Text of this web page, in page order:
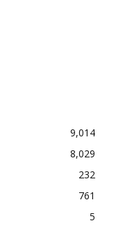
9,014
8,029
232
761
5